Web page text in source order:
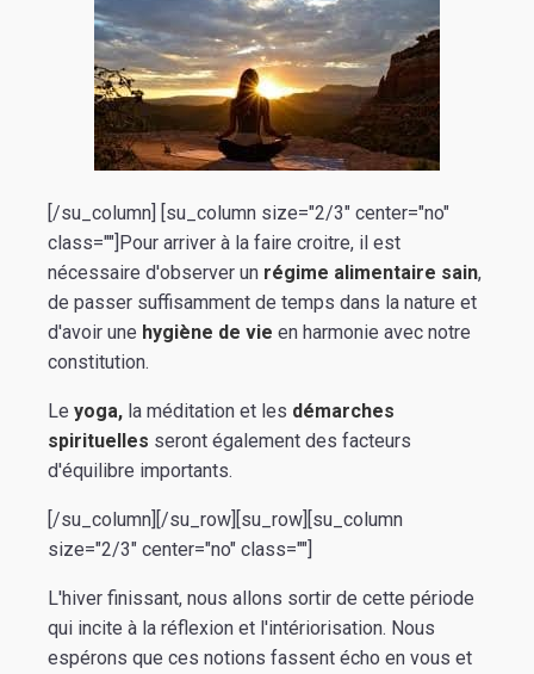
[/su_column] [su_column size="2/3" center="no"
class=""]Pour arriver à la faire croitre, il est
nécessaire d'observer un régime alimentaire sain,
de passer suffisamment de temps dans la nature et
d'avoir une hygiène de vie en harmonie avec notre
constitution.
Le yoga, la méditation et les démarches
spirituelles seront également des facteurs
d'équilibre importants.
[/su_column][/su_row][su_row][su_column
size="2/3" center="no" class=""]
L'hiver finissant, nous allons sortir de cette période
qui incite à la réflexion et l'intériorisation. Nous
espérons que ces notions fassent écho en vous et